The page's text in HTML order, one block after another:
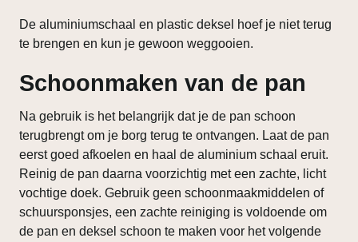
De aluminiumschaal en plastic deksel hoef je niet terug
te brengen en kun je gewoon weggooien.
Schoonmaken van de pan
Na gebruik is het belangrijk dat je de pan schoon
terugbrengt om je borg terug te ontvangen. Laat de pan
eerst goed afkoelen en haal de aluminium schaal eruit.
Reinig de pan daarna voorzichtig met een zachte, licht
vochtige doek. Gebruik geen schoonmaakmiddelen of
schuursponsjes, een zachte reiniging is voldoende om
de pan en deksel schoon te maken voor het volgende